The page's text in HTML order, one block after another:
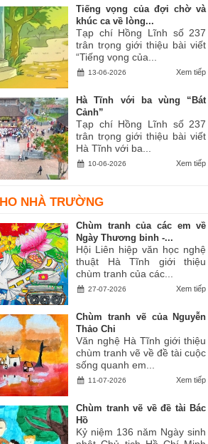
Tiếng vọng của đợi chờ và
khúc ca về lòng...
Tạp chí Hồng Lĩnh số 237
trân trọng giới thiệu bài viết
“Tiếng vọng của...
Xem tiếp
13-06-2026
Hà Tĩnh với ba vùng “Bát
Cảnh”
Tạp chí Hồng Lĩnh số 237
trân trọng giới thiệu bài viết
Hà Tĩnh với ba...
Xem tiếp
10-06-2026
NHÀ TRƯỜNG
Chùm tranh của các em về
Ngày Thương binh -...
Hội Liên hiệp văn học nghệ
thuật Hà Tĩnh giới thiệu
chùm tranh của các...
Xem tiếp
27-07-2026
Chùm tranh vẽ của Nguyễn
Thảo Chi
Văn nghệ Hà Tĩnh giới thiệu
chùm tranh vẽ về đề tài cuộc
sống quanh em...
Xem tiếp
11-07-2026
Chùm tranh vẽ về đề tài Bác
Hồ
Kỷ niệm 136 năm Ngày sinh